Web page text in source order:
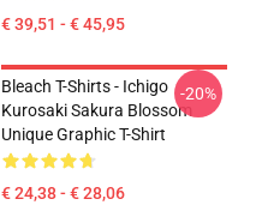
€ 39,51 - € 45,95
Bleach T-Shirts - Ichigo
Kurosaki Sakura Blossom
Unique Graphic T-Shirt
€ 24,38 - € 28,06
-20%